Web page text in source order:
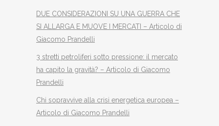
DUE CONSIDERAZIONI SU UNA GUERRA CHE
SI ALLARGA E MUOVE I MERCATI – Articolo di
Giacomo Prandelli
3 stretti petroliferi sotto pressione: il mercato
ha capito la gravità? – Articolo di Giacomo
Prandelli
Chi sopravvive alla crisi energetica europea –
Articolo di Giacomo Prandelli